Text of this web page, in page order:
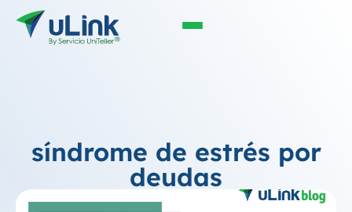
síndrome de estrés por
deudas